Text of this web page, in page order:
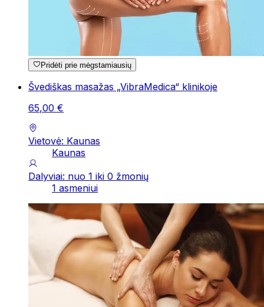
Pridėti prie mėgstamiausių
Švediškas masažas „VibraMedica“ klinikoje
65,00 €
Vietovė: Kaunas
Kaunas
Dalyviai: nuo 1 iki 0 žmonių
1 asmeniui